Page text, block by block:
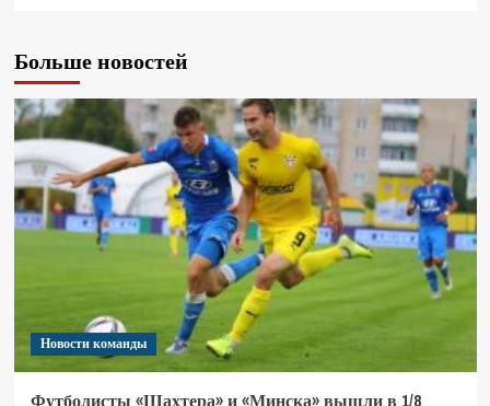
Больше новостей
Новости команды
Футболисты «Шахтера» и «Минска» вышли в 1/8